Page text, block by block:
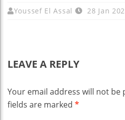
Youssef El Assal 28 Jan
LEAVE A REPLY
Your email address will not be
fields are marked *